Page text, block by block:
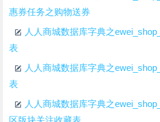
惠券任务之购物送券
人人商城数据库字典之
表
人人商城数据库字典之
表
人人商城数据库字典之
区版块关注收藏表